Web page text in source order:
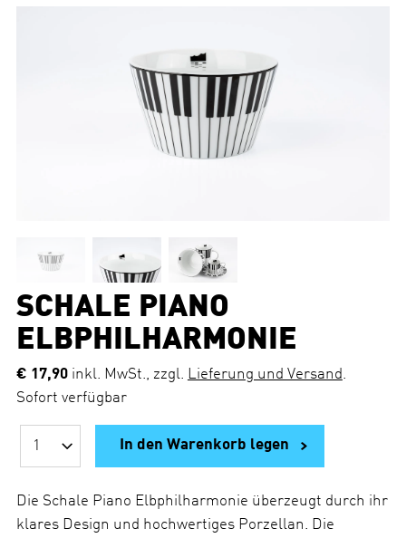
SCHALE PIANO
ELBPHILHARMONIE
€ 17,90inkl. MwSt., zzgl. Lieferung und Versand.
Sofort verfügbar
n
a
h
l
In den Warenkorb legen
Die Schale Piano Elbphilharmonie überzeugt durch ihr
klares Design und hochwertiges Porzellan. Die